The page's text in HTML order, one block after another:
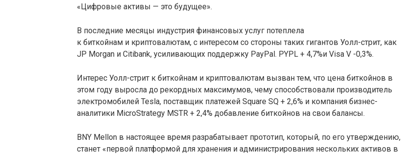
«Цифровые активы — это будущее».
В последние месяцы индустрия финансовых услуг потеплела
к биткойнам и криптовалютам, с интересом со стороны таких гигантов Уолл-стрит, как
JP Morgan и Citibank, усиливающих поддержку PayPal. PYPL + 4,7%и Visa V -0,3%.
Интерес Уолл-стрит к биткойнам и криптовалютам вызван тем, что цена биткойнов в
этом году выросла до рекордных максимумов, чему способствовали производитель
электромобилей Tesla, поставщик платежей Square SQ + 2,6% и компания бизнес-
аналитики MicroStrategy MSTR + 2,4% добавление биткойнов на свои балансы.
BNY Mellon в настоящее время разрабатывает прототип, который, по его утверждению,
станет «первой платформой для хранения и администрирования нескольких активов в